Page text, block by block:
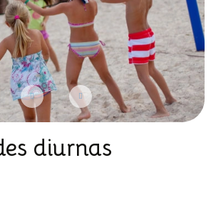
diurnas